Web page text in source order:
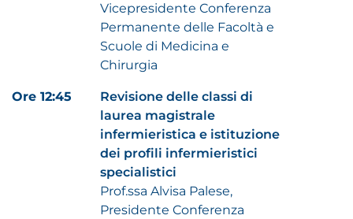
Vicepresidente Conferenza
Permanente delle Facoltà e
Scuole di Medicina e
Chirurgia
Ore 12:45
Revisione delle classi di
laurea magistrale
infermieristica e istituzione
dei profili infermieristici
specialistici
Prof.ssa Alvisa Palese,
Presidente Conferenza